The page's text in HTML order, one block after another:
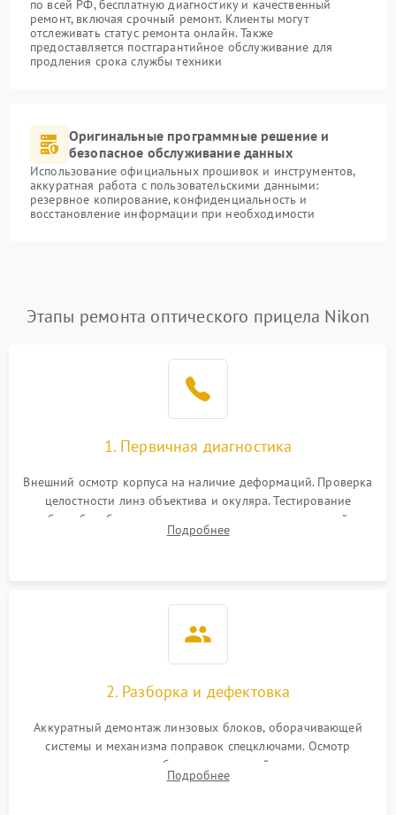
по всей РФ, бесплатную диагностику и качественный
ремонт, включая срочный ремонт. Клиенты могут
отслеживать статус ремонта онлайн. Также
предоставляется постгарантийное обслуживание для
продления срока службы техники
Оригинальные программные решение и
безопасное обслуживание данных
Использование официальных прошивок и инструментов,
аккуратная работа с пользовательскими данными:
резервное копирование, конфиденциальность и
восстановление информации при необходимости
Этапы ремонта оптического прицела Nikon
1. Первичная диагностика
Внешний осмотр корпуса на наличие деформаций. Проверка
целостности линз объектива и окуляра. Тестирование
работы барабанчиков ввода поправок, кольца отстройки
параллакса и зума. Выявление сколов, внутренних
Подробнее
2. Разборка и дефектовка
Аккуратный демонтаж линзовых блоков, оборачивающей
системы и механизма поправок спецключами. Осмотр
внутренних резьбовых соединений, пружин и
уплотнительных колец. Поиск причин люфта, смещения
Подробнее